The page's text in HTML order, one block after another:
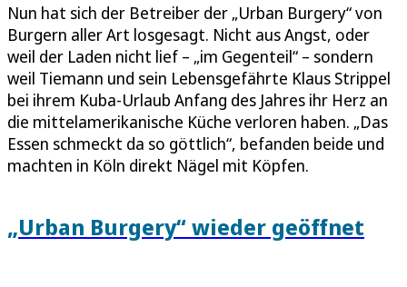
Nun hat sich der Betreiber der „Urban Burgery“ von
Burgern aller Art losgesagt. Nicht aus Angst, oder
weil der Laden nicht lief – „im Gegenteil“ – sondern
weil Tiemann und sein Lebensgefährte Klaus Strippel
bei ihrem Kuba-Urlaub Anfang des Jahres ihr Herz an
die mittelamerikanische Küche verloren haben. „Das
Essen schmeckt da so göttlich“, befanden beide und
machten in Köln direkt Nägel mit Köpfen.
„Urban Burgery“ wieder geöffnet